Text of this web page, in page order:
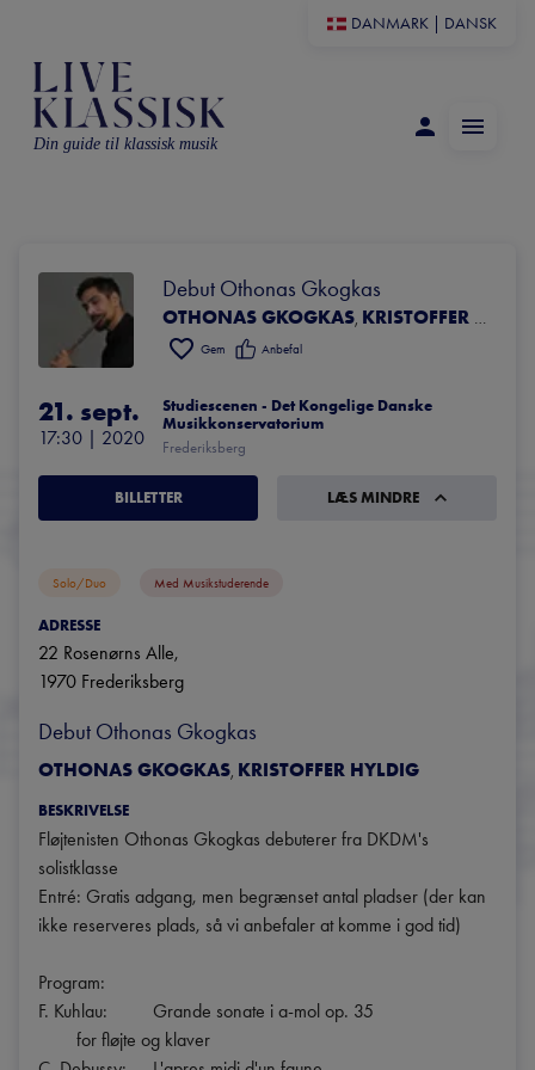
DANMARK DANSK
Din guide til klassisk musik
OTHONAS GKOGKAS, KRISTOFFER HYLDIG
Gem Anbefal
21. sept.
17:30 | 2020
Studiescenen - Det Kongelige Danske
Musikkonservatorium
Frederiksberg
BILLETTER LÆS MINDRE
Solo/duo Med Musikstuderende
ADRESSE
22 Rosenørns Alle,
1970 Frederiksberg
Debut Othonas Gkogkas
OTHONAS GKOGKAS, KRISTOFFER HYLDIG
BESKRIVELSE
Fløjtenisten Othonas Gkogkas debuterer fra DKDM's
solistklasse
Entré: Gratis adgang, men begrænset antal pladser (der kan
ikke reserveres plads, så vi anbefaler at komme i god tid)
Program:
F. Kuhlau:  	Grande sonate i a-mol op. 35